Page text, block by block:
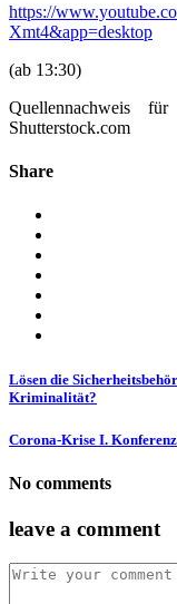
https://
Xmt4&app=desktop
(ab 13:30)
Quellennachweis
Shutterstock.com
Share
Lösen die
Kriminalität?
Corona-Krise I. Konferenz
No comments
leave a comment